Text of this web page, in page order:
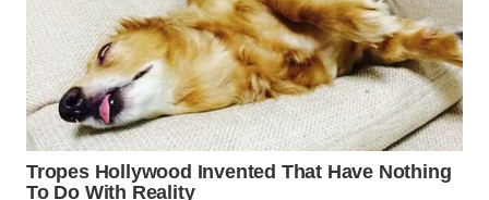
WN
KALTENG
WN
KALTARA
WN